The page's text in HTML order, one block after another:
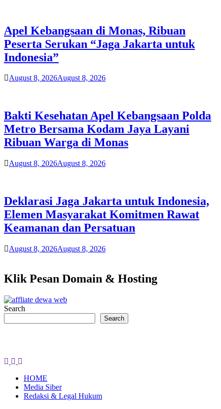
Apel Kebangsaan di Monas, Ribuan
Peserta Serukan “Jaga Jakarta untuk
Indonesia”
August 8, 2026August 8, 2026
Bakti Kesehatan Apel Kebangsaan Polda
Metro Bersama Kodam Jaya Layani
Ribuan Warga di Monas
August 8, 2026August 8, 2026
Deklarasi Jaga Jakarta untuk Indonesia,
Elemen Masyarakat Komitmen Rawat
Keamanan dan Persatuan
August 8, 2026August 8, 2026
Klik Pesan Domain & Hosting
Search
Search
HOME
Media Siber
Redaksi & Legal Hukum